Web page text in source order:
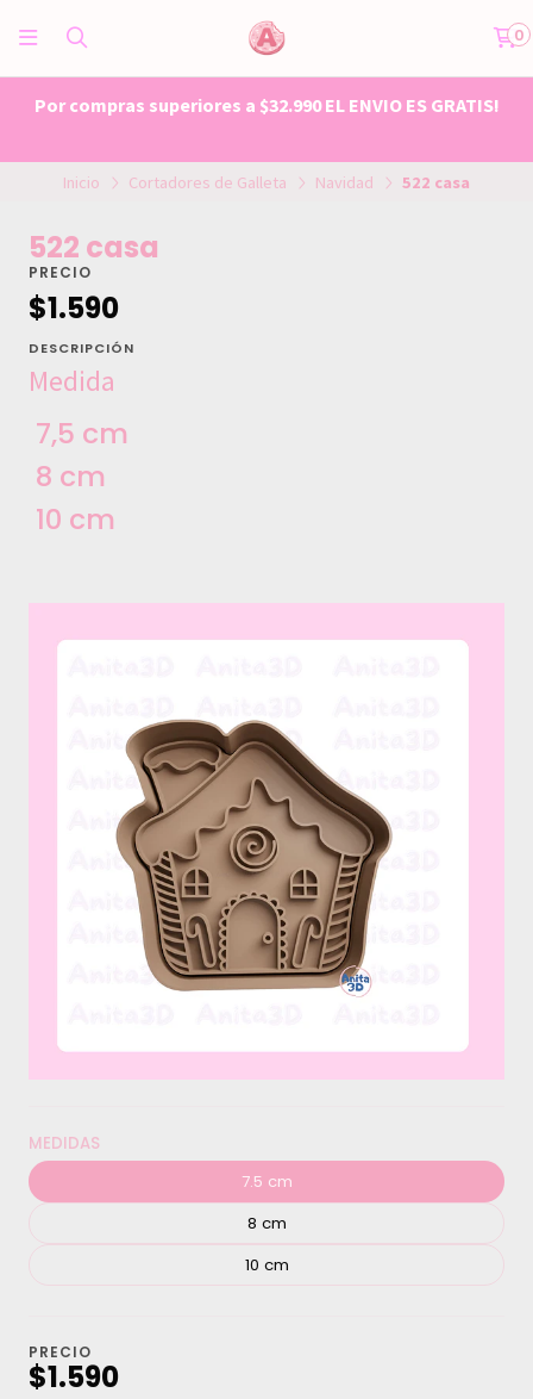
0
Por compras superiores a $32.990 EL ENVIO ES GRATIS!
Inicio Cortadores de Galleta Navidad 522 casa
522 casa
PRECIO
$1.590
DESCRIPCIÓN
Medida
7,5 cm
8 cm
10 cm
MEDIDAS
7.5 cm
8 cm
10 cm
PRECIO
$1.590